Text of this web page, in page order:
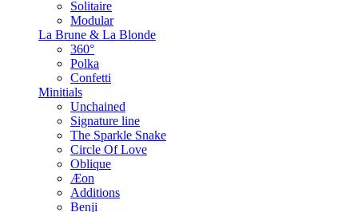
Solitaire
Modular
La Brune & La Blonde
360°
Polka
Confetti
Minitials
Unchained
Signature line
The Sparkle Snake
Circle Of Love
Oblique
Æon
Additions
Benji